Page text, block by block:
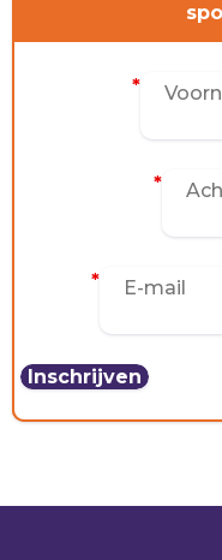
*
*
*